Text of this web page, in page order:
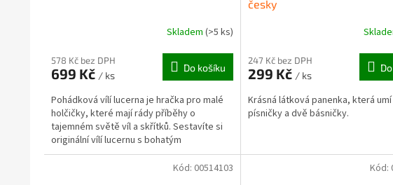
Skladem (>5 ks)
578 Kč bez DPH
699 Kč / ks
Do košíku
Pohádková vílí lucerna je hračka pro malé
holčičky, které mají rády příběhy o
tajemném světě víl a skřítků. Sestavíte si
originální vílí lucernu s bohatým
příslušenstvím, takže...
česky
produktu
je
z
5
247 Kč bez DPH
299 Kč / ks
Krásná látková panenka, která
písničky a dvě básničky.
Kód: 00514103 Kód: